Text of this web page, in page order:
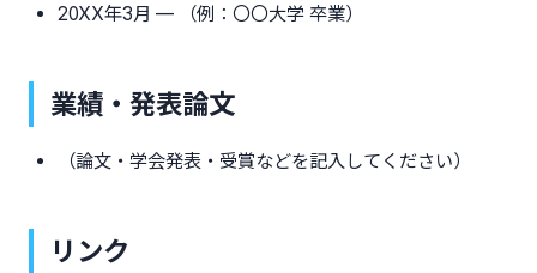
20XX年3月 — （例：〇〇大学 卒業）
業績・発表論文
（論文・学会発表・受賞などを記入してください）
リンク